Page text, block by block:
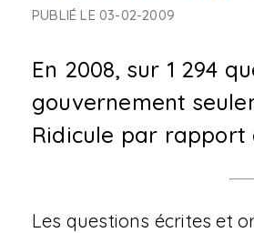
PUBLIÉ LE 03-02-2009
En 2008, sur 1 294
gouvernement
Ridicule par rapport
Les questions écrites et